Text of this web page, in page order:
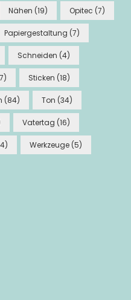
Nähen (19) Opitec (7)
Papiergestaltung (7)
Schneiden (4)
Sticken (18)
(84) Ton (34)
Vatertag (16)
Werkzeuge (5)